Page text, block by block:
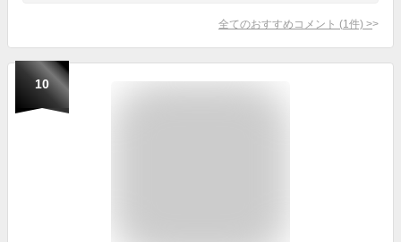
全てのおすすめコメント (1 件) >
10